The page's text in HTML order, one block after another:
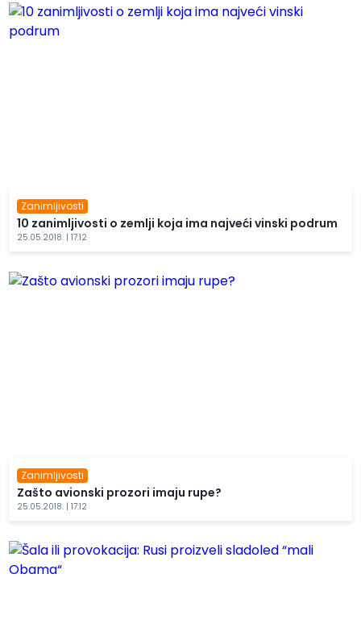
Zanimljivosti
10 zanimljivosti o zemlji koja ima najveći vinski podrum
25.05.2018. | 17:12
Zanimljivosti
Zašto avionski prozori imaju rupe?
25.05.2018. | 17:12